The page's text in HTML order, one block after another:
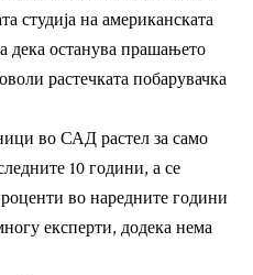
студија на американската
дека останува прашањето
растечката побарувачка
во САД растел за само
10 години, а се
во наредните години
експерти, додека нема